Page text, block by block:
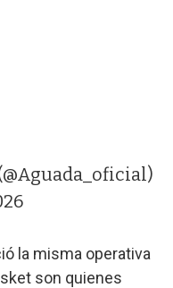
la misma operativa
son quienes